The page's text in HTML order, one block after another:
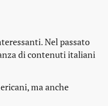
Nel passato
di contenuti italiani
ma anche